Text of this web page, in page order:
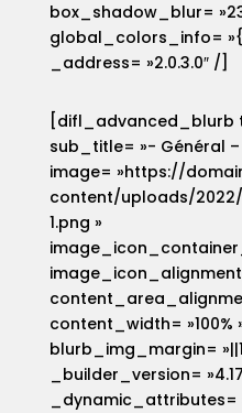
box_shadow_blur=
global_colors_info=
_address= »2.0.3.0″ /]
[difl_advanced_blurb
sub_title= »- Général –
image= »https://
content/uploads/
1.png »
content_width= »100%
blurb_img_margin=
_builder_version=
_dynamic_attributes=